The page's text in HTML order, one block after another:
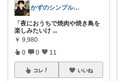
かずのシンプル生活｜一生モノに出会う場所
​「夜におうちで焼肉や焼き鳥を
楽しみたいけ ...
￥ 9,980
0 0 11
コレ いいね